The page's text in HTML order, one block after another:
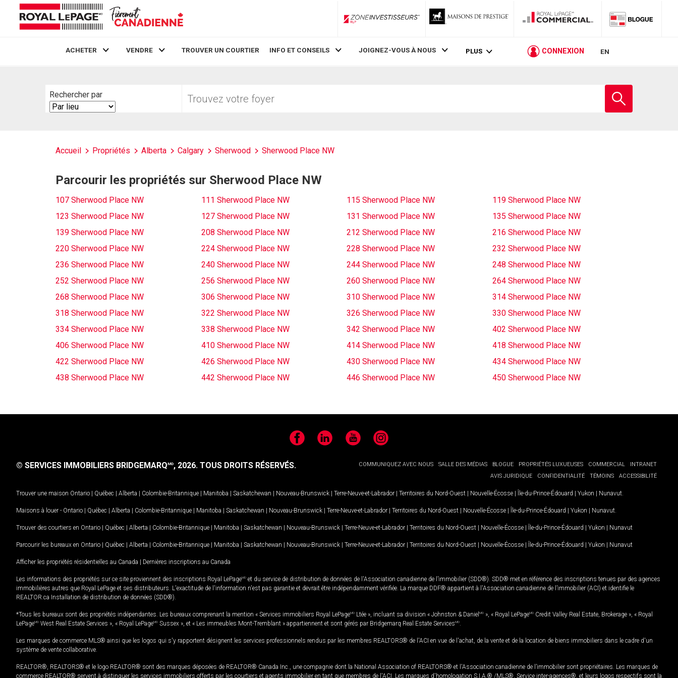
ZoneInvestisseurs RLP
ACHETER VENDRE TROUVER UN COURTIER INFO ET CONSEILS JOIGNEZ-VOUS À NOUS PLUS CONNEXION EN
Rechercher par
Search
By
votre
Accueil Propriétés Alberta Calgary Sherwood Sherwood Place NW
Parcourir les propriétés sur Sherwood Place NW
107 Sherwood Place NW 111 Sherwood Place NW 115 Sherwood Place NW
119 Sherwood Place NW
123 Sherwood Place NW
127 Sherwood Place NW 131 Sherwood Place NW
135 Sherwood Place NW
139 Sherwood Place NW
208 Sherwood Place NW 212 Sherwood Place NW
216 Sherwood Place NW
220 Sherwood Place NW
224 Sherwood Place NW 228 Sherwood Place NW
232 Sherwood Place NW
236 Sherwood Place NW
240 Sherwood Place NW 244 Sherwood Place NW
248 Sherwood Place NW
252 Sherwood Place NW
256 Sherwood Place NW 260 Sherwood Place NW
264 Sherwood Place NW
268 Sherwood Place NW
306 Sherwood Place NW 310 Sherwood Place NW
314 Sherwood Place NW
318 Sherwood Place NW
322 Sherwood Place NW 326 Sherwood Place NW
330 Sherwood Place NW
334 Sherwood Place NW
338 Sherwood Place NW 342 Sherwood Place NW
402 Sherwood Place NW
406 Sherwood Place NW
410 Sherwood Place NW 414 Sherwood Place NW
418 Sherwood Place NW
422 Sherwood Place NW
426 Sherwood Place NW 430 Sherwood Place NW
434 Sherwood Place NW
438 Sherwood Place NW
442 Sherwood Place NW 446 Sherwood Place NW 450 Sherwood Place NW
FacebookLinkedIn YouTubeInstagram
COMMUNIQUEZ AVEC NOUS SALLE DES MÉDIAS BLOGUE PROPRIÉTÉS LUXUEUSES COMMERCIAL
INTRANET
AVIS JURIDIQUE
CONFIDENTIALITÉ TÉMOINS ACCESSIBILITÉ
© SERVICES IMMOBILIERS BRIDGEMARQMD, 2026. TOUS DROITS RÉSERVÉS.
Trouver une maison Ontario | Québec | Alberta | Colombie-Britannique | Manitoba | Saskatchewan | Nouveau-Brunswick | Terre-Neuve-et-Labrador | Territoires du Nord-Ouest | Nouvelle-Écosse | Île-du-Prince-Édouard | Yukon | Nunavut
Maisons à louer - Ontario | Québec | Alberta | Colombie-Britannique | Manitoba | Saskatchewan | Nouveau-Brunswick | Terre-Neuve-et-Labrador | Territoires du Nord-Ouest | Nouvelle-Écosse | Île-du-Prince-Édouard | Yukon | Nunavut
Trouver des courtiers en Ontario | Québec | Alberta | Colombie-Britannique | Manitoba | Saskatchewan | Nouveau-Brunswick | Terre-Neuve-et-Labrador | Territoires du Nord-Ouest | Nouvelle-Écosse | Île-du-Prince-Édouard | Yukon | Nunavut
Parcourir les bureaux en Ontario | Québec | Alberta | Colombie-Britannique | Manitoba | Saskatchewan | Nouveau-Brunswick | Terre-Neuve-et-Labrador | Territoires du Nord-Ouest | Nouvelle-Écosse | Île-du-Prince-Édouard | Yukon | Nunavut
Afficher les propriétés résidentielles au Canada | Dernières inscriptions au Canada
Les informations des propriétés sur ce site proviennent des inscriptions Royal LePageMD et du service de distribution de données de l'Association canadienne de l’immobilier (SDD®). SDD® met en référence des inscriptions tenues par des agences
immobilières autres que Royal LePage et ses distributeurs. L'exactitude de l'information n'est pas garantie et devrait être indépendamment vérifiée. La marque DDF® appartient à l'Association canadienne de l’immobilier (ACI) et identifie le
REALTOR.ca Installation de distribution de données (SDD®).
*Tous les bureaux sont des propriétés indépendantes. Les bureaux comprenant la mention « Services immobiliers Royal LePageMD Ltée », incluant sa division « Johnston & Daniel MD », « Royal LePageMD Credit Valley Real Estate, Brokerage », « Royal
LePageMD West Real Estate Services », « Royal LePageMD Sussex », et « Les immeubles Mont-Tremblant » appartiennent et sont gérés par Bridgemarq Real Estate ServicesMD
Les marques de commerce MLS® ainsi que les logos qui s'y rapportent désignent les services professionnels rendus par les membres REALTORS® de l'ACI en vue de l'achat, de la vente et de la location de biens immobiliers dans le cadre d'un
système de vente collaborative.
REALTOR®, REALTORS® et le logo REALTOR® sont des marques déposées de REALTOR® Canada Inc., une compagnie dont la National Association of REALTORS® et l'Association canadienne de l’immobilier sont propriétaires. Les marques de
commerce REALTOR® servent à distinguer les services immobiliers offerts par les courtiers et agents immobilier en tant que membres de l'ACI. Les marques d'homologation S.I.A.® /MLS®, Service inter-agences®, et leurs logos respectifs sont la